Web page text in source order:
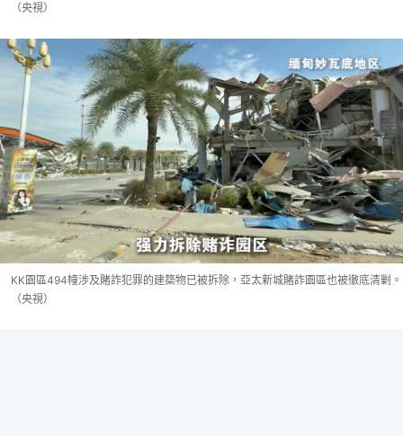
（央視）
KK園區494幢涉及賭詐犯罪的建築物已被拆除，亞太新城賭詐園區也被徹底清剿。
（央視）